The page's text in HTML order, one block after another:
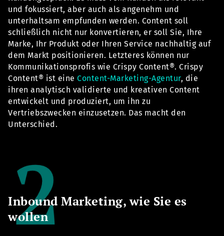
und fokussiert, aber auch als angenehm und
unterhaltsam empfunden werden. Content soll
schließlich nicht nur konvertieren, er soll Sie, Ihre
Marke, Ihr Produkt oder Ihren Service nachhaltig auf
dem Markt positionieren. Letzteres können nur
Kommunikationsprofis wie Crispy Content®. Crispy
Content® ist eine Content-Marketing-Agentur, die
ihren analytisch validierte und kreativen Content
entwickelt und produziert, um ihn zu
Vertriebszwecken einzusetzen. Das macht den
Unterschied.
Inbound Marketing, wie Sie es
wollen